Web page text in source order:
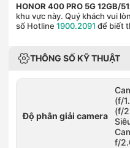
HONOR 400 PRO 5G 12GB/
khu vực này. Quý khách vui
số Hotline 1900.2091 để biết
THÔNG SỐ KỸ THUẬT
Độ phân giải camera
(f/
(f/
f/